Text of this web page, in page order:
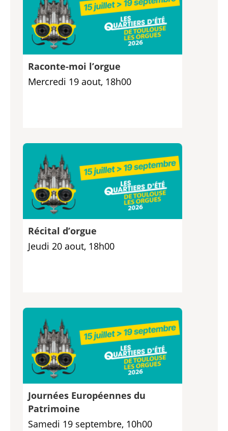
Raconte-moi l’orgue
Mercredi 19 aout, 18h00
Récital d’orgue
Jeudi 20 aout, 18h00
Journées Européennes du
Patrimoine
Samedi 19 septembre, 10h00